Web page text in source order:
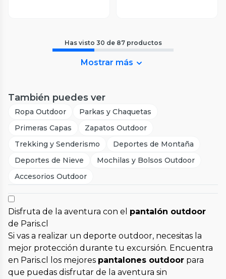
Has visto 30 de 87 productos
Mostrar más
También puedes ver
Ropa Outdoor
Parkas y Chaquetas
Primeras Capas
Zapatos Outdoor
Trekking y Senderismo
Deportes de Montaña
Deportes de Nieve
Mochilas y Bolsos Outdoor
Accesorios Outdoor
Disfruta de la aventura con el pantalón outdoor
de Paris.cl
Si vas a realizar un deporte outdoor, necesitas la
mejor protección durante tu excursión. Encuentra
en Paris.cl los mejores pantalones outdoor para
que puedas disfrutar de la aventura sin